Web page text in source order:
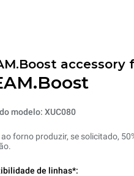
modelo: XUC080
forno produzir, se solicitado,
de linhas*: